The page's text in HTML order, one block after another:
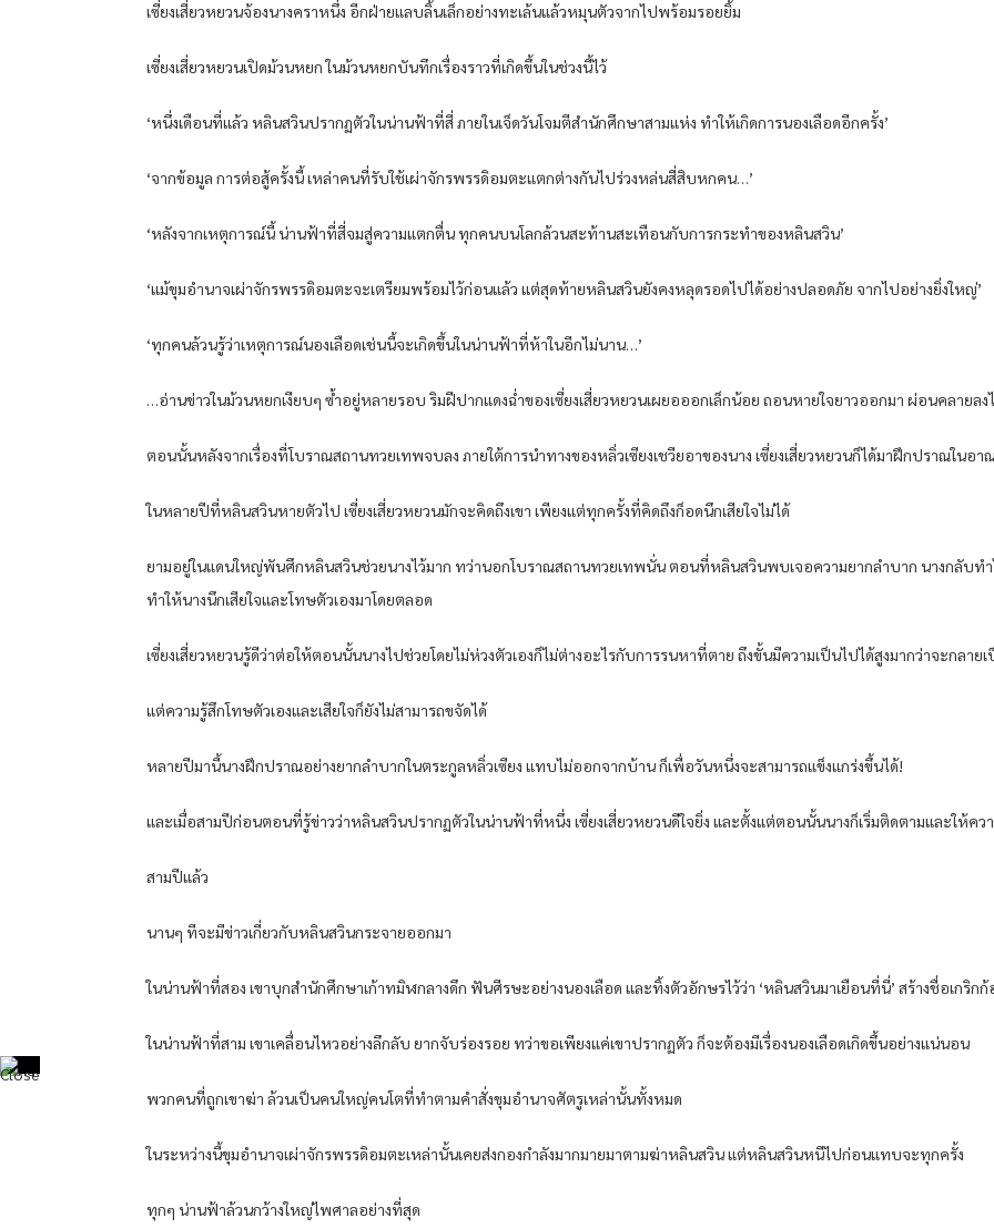
เซี่ยงเสี่ยวหยวนจ้องนางคราหนึ่ง อีกฝ่ายแลบลิ้นเล็กอย่างทะเล้นแล้วหมุนตัวจากไปพร้อมรอยยิ้ม
เซี่ยงเสี่ยวหยวนเปิดม้วนหยก ในม้วนหยกบันทึกเรื่องราวที่เกิดขึ้นในช่วงนี้ไว้
‘หนึ่งเดือนที่แล้ว หลินสวินปรากฏตัวในน่านฟ้าที่สี่ ภายในเจ็ดวันโจมตีสำนักศึกษาสามแห่ง ทำให้เกิดการนองเลือดอีกครั้ง’
‘จากข้อมูล การต่อสู้ครั้งนี้ เหล่าคนที่รับใช้เผ่าจักรพรรดิอมตะแตกต่างกันไปร่วงหล่นสี่สิบหกคน…’
‘หลังจากเหตุการณ์นี้ น่านฟ้าที่สี่จมสู่ความแตกตื่น ทุกคนบนโลกล้วนสะท้านสะเทือนกับการกระทำของหลินสวิน’
‘แม้ขุมอำนาจเผ่าจักรพรรดิอมตะจะเตรียมพร้อมไว้ก่อนแล้ว แต่สุดท้ายหลินสวินยังคงหลุดรอดไปได้อย่างปลอดภัย จากไปอย่างยิ่งใหญ่’
‘ทุกคนล้วนรู้ว่าเหตุการณ์นองเลือดเช่นนี้จะเกิดขึ้นในน่านฟ้าที่ห้าในอีกไม่นาน…’
…อ่านข่าวในม้วนหยกเงียบๆ ซ้ำอยู่หลายรอบ ริมฝีปากแดงฉ่ำของเซี่ยงเสี่ยวหยวนเผยอออกเล็กน้อย ถอนหายใจยาวออกมา ผ่อนคลายลง
ตอนนั้นหลังจากเรื่องที่โบราณสถานทวยเทพจบลง ภายใต้การนำทางของหลิ่วเซียงเชวียอาของนาง เซี่ยงเสี่ยวหยวนก็ได้มาฝึกปราณในอ
ในหลายปีที่หลินสวินหายตัวไป เซี่ยงเสี่ยวหยวนมักจะคิดถึงเขา เพียงแต่ทุกครั้งที่คิดถึงก็อดนึกเสียใจไม่ได้
ยามอยู่ในแดนใหญ่พันศึกหลินสวินช่วยนางไว้มาก ทว่านอกโบราณสถานทวยเทพนั่น ตอนที่หลินสวินพบเจอความยากลำบาก นางกลับทำ
ทำให้นางนึกเสียใจและโทษตัวเองมาโดยตลอด
เซี่ยงเสี่ยวหยวนรู้ดีว่าต่อให้ตอนนั้นนางไปช่วยโดยไม่ห่วงตัวเองก็ไม่ต่างอะไรกับการรนหาที่ตาย ถึงขั้นมีความเป็นไปได้สูงมากว่าจะกลาย
แต่ความรู้สึกโทษตัวเองและเสียใจก็ยังไม่สามารถขจัดได้
หลายปีมานี้นางฝึกปราณอย่างยากลำบากในตระกูลหลิ่วเซียง แทบไม่ออกจากบ้าน ก็เพื่อวันหนึ่งจะสามารถแข็งแกร่งขึ้นได้!
และเมื่อสามปีก่อนตอนที่รู้ข่าวว่าหลินสวินปรากฏตัวในน่านฟ้าที่หนึ่ง เซี่ยงเสี่ยวหยวนดีใจยิ่ง และตั้งแต่ตอนนั้นนางก็เริ่มติดตามและให้ค
สามปีแล้ว
นานๆ ทีจะมีข่าวเกี่ยวกับหลินสวินกระจายออกมา
ในน่านฟ้าที่สอง เขาบุกสำนักศึกษาเก้าทมิฬกลางดึก ฟันศีรษะอย่างนองเลือด และทิ้งตัวอักษรไว้ว่า ‘หลินสวินมาเยือนที่นี่’ สร้างชื่อเกริกก้
ในน่านฟ้าที่สาม เขาเคลื่อนไหวอย่างลึกลับ ยากจับร่องรอย ทว่าขอเพียงแค่เขาปรากฏตัว ก็จะต้องมีเรื่องนองเลือดเกิดขึ้นอย่างแน่นอน
พวกคนที่ถูกเขาฆ่า ล้วนเป็นคนใหญ่คนโตที่ทำตามคำสั่งขุมอำนาจศัตรูเหล่านั้นทั้งหมด
ในระหว่างนี้ขุมอำนาจเผ่าจักรพรรดิอมตะเหล่านั้นเคยส่งกองกำลังมากมายมาตามฆ่าหลินสวิน แต่หลินสวินหนีไปก่อนแทบจะทุกครั้ง
ทุกๆ น่านฟ้าล้วนกว้างใหญ่ไพศาลอย่างที่สุด